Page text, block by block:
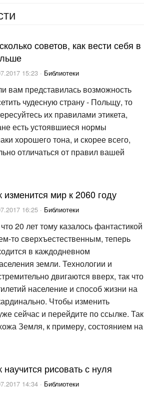
советов, как вести себя в
15:23 · Библиотеки
вам представилась возможность
чудесную страну - Польщу, то
их правилами этикета,
есть устоявшиеся нормы
хорошего тона, и скорее всего,
отличаться от правил вашей
изменится мир к 2060 году
16:25 · Библиотеки
20 лет тому казалось фантастикой
то сверхъестественным, теперь
в каждодневном
земли. Технологии и
двигаются вверх, так что
население и способ жизни на
Чтобы изменить
сейчас и перейдите по ссылке. Так
Земля, к примеру, состоянием на
научится рисовать с нуля
14:34 · Библиотеки